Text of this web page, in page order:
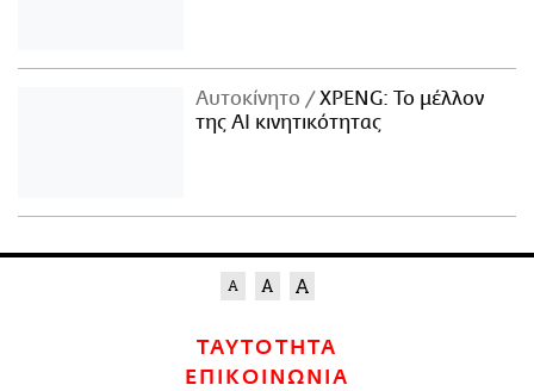
Αυτοκίνητο
XPENG: Το μέλλον
της AI κινητικότητας
ΤΑΥΤΟΤΗΤΑ
ΕΠΙΚΟΙΝΩΝΙΑ